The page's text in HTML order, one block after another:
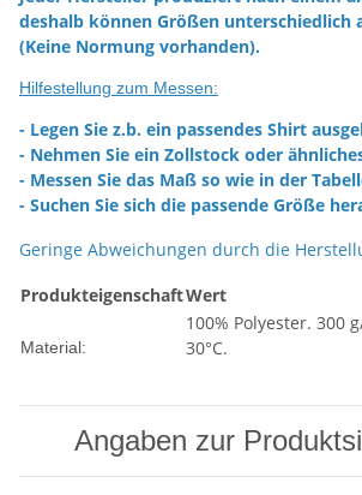
deshalb können Größen unterschiedlich
(Keine Normung vorhanden).
Hilfestellung zum Messen:
- Legen Sie z.b. ein passendes Shirt
- Nehmen Sie ein Zollstock oder
- Messen Sie das Maß so wie in der
- Suchen Sie sich die passende Größe
Geringe Abweichungen durch die
ProdukteigenschaftWert
Material:
100% Polyester. 300
30°C.
Angaben zur